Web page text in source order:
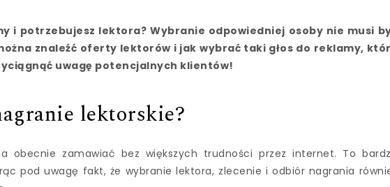
i potrzebujesz lektora? Wybranie odpowiedniej osoby nie musi
znaleźć oferty lektorów i jak wybrać taki głos do reklamy,
uwagę potencjalnych klientów!
lektorskie?
obecnie zamawiać bez większych trudności przez internet. To
pod uwagę fakt, że wybranie lektora, zlecenie i odbiór nagrania